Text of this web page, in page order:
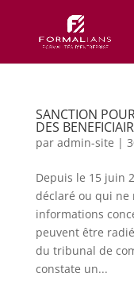
SANCTION
DES
par admin-site |
Depuis le 15 juin
déclaré ou qui ne
informations
peuvent être
du tribunal de
constate un...